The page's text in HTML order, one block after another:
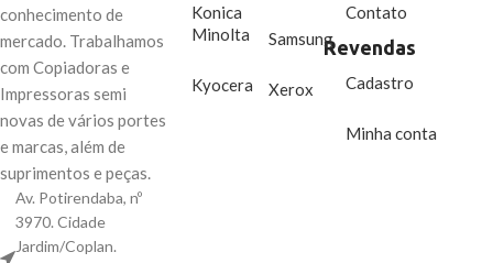
conhecimento de
mercado. Trabalhamos
com Copiadoras e
Impressoras semi
novas de vários portes
e marcas, além de
suprimentos e peças.
Av. Potirendaba, nº
3970. Cidade
Jardim/Coplan.
Konica
Minolta
Kyocera
Samsung
Xerox
Contato
Revendas
Cadastro
Minha conta